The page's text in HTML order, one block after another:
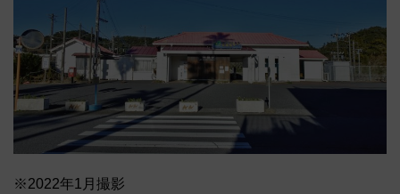
※2022年1月撮影